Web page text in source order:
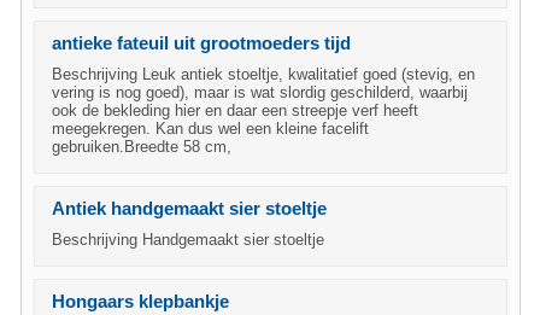
antieke fateuil uit grootmoeders tijd
Beschrijving Leuk antiek stoeltje, kwalitatief goed (stevig, en
vering is nog goed), maar is wat slordig geschilderd, waarbij
ook de bekleding hier en daar een streepje verf heeft
meegekregen. Kan dus wel een kleine facelift
gebruiken.Breedte 58 cm,
Antiek handgemaakt sier stoeltje
Beschrijving Handgemaakt sier stoeltje
Hongaars klepbankje